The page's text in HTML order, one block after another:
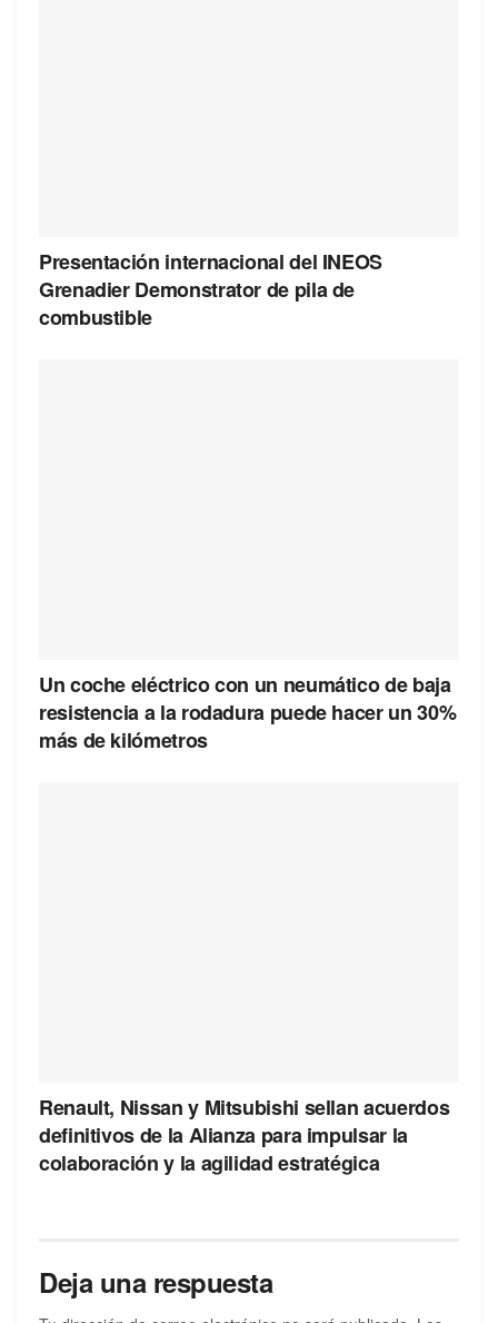
Presentación internacional del INEOS
Grenadier Demonstrator de pila de
combustible
Un coche eléctrico con un neumático de baja
resistencia a la rodadura puede hacer un 30%
más de kilómetros
Renault, Nissan y Mitsubishi sellan acuerdos
definitivos de la Alianza para impulsar la
colaboración y la agilidad estratégica
Deja una respuesta